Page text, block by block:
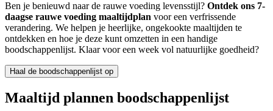
Ben je benieuwd naar de rauwe voeding levensstijl? Ontdek ons 7-
daagse rauwe voeding maaltijdplan voor een verfrissende
verandering. We helpen je heerlijke, ongekookte maaltijden te
ontdekken en hoe je deze kunt omzetten in een handige
boodschappenlijst. Klaar voor een week vol natuurlijke goedheid?
Haal de boodschappenlijst op
Maaltijd plannen boodschappenlijst